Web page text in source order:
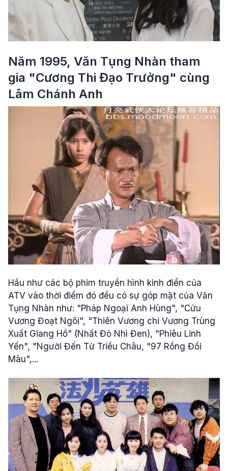
Năm 1995, Văn Tụng Nhàn tham
gia "Cương Thi Đạo Trưởng" cùng
Lâm Chánh Anh
Hầu như các bộ phim truyền hình kinh điển của
ATV vào thời điểm đó đều có sự góp mặt của Văn
Tụng Nhàn như: "Pháp Ngoại Anh Hùng", "Cửu
Vương Đoạt Ngôi", "Thiên Vương chi Vương Trùng
Xuất Giang Hồ" (Nhất Đỏ Nhì Đen), "Phiêu Linh
Yến", "Người Đến Từ Triều Châu, "97 Rồng Đổi
Màu",...